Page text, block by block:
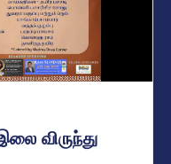
விருந்து